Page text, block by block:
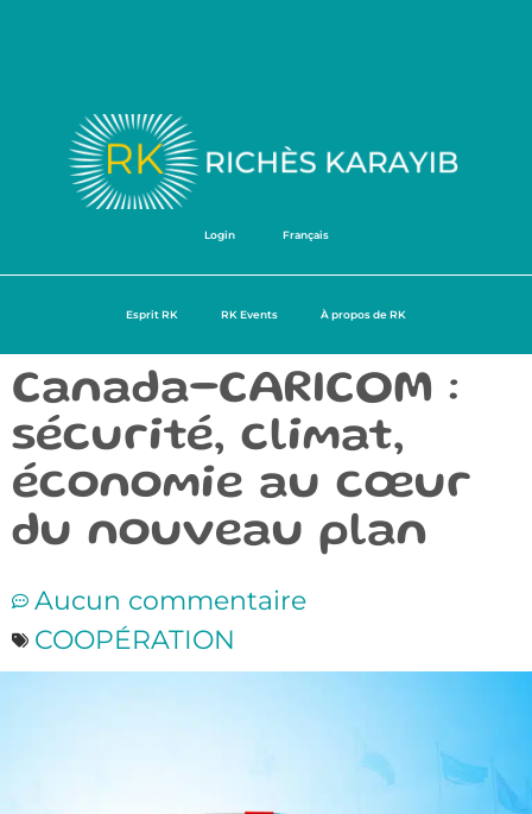
Login Français
Esprit RK RK Events À propos de RK
Canada-CARICOM :
sécurité, climat,
économie au cœur
du nouveau plan
Aucun commentaire
COOPÉRATION